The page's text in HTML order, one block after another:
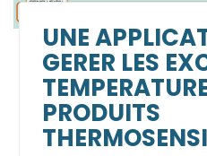
UNE
GERER LES
PRODUITS